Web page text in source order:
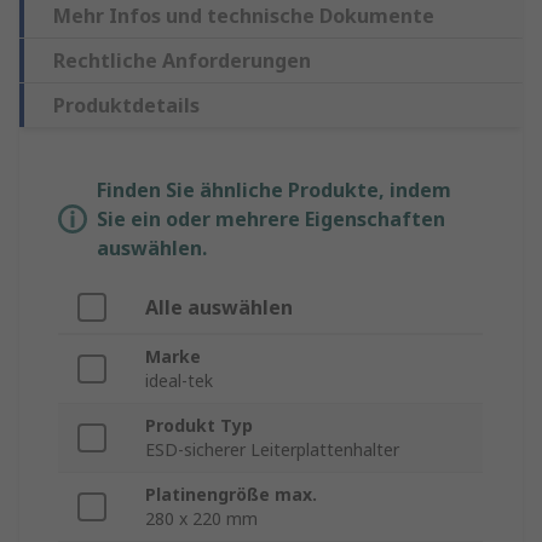
Mehr Infos und technische Dokumente
Rechtliche Anforderungen
Produktdetails
Finden Sie ähnliche Produkte, indem
Sie ein oder mehrere Eigenschaften
auswählen.
Alle auswählen
Marke
ideal-tek
Produkt Typ
ESD-sicherer Leiterplattenhalter
Platinengröße max.
280 x 220 mm